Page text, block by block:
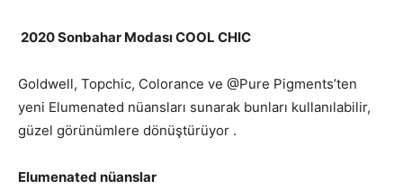
2020 Sonbahar Modası COOL CHIC
Goldwell, Topchic, Colorance ve @Pure Pigments’ten
yeni Elumenated nüansları sunarak bunları kullanılabilir,
güzel görünümlere dönüştürüyor .
Elumenated nüanslar